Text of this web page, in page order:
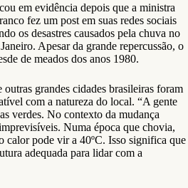
em evidência depois que a ministra
fez um post em suas redes sociais
os desastres causados pela chuva no
Apesar da grande repercussão, o
de meados dos anos 1980.
grandes cidades brasileiras foram
com a natureza do local. “A gente
verdes. No contexto da mudança
Numa época que chovia,
calor pode vir a 40ºC. Isso significa que
adequada para lidar com a